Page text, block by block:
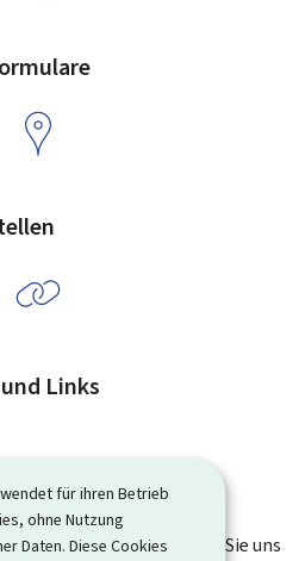
für ihren Betrieb
ohne Nutzung
Daten. Diese Cookies
Links
uns
dieser Seite mit. Lassen Sie uns